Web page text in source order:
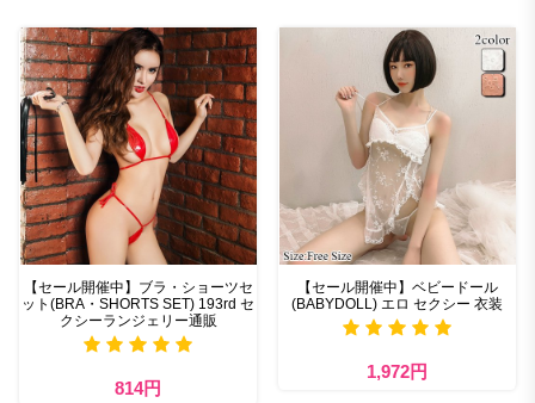
【セール開催中】ブラ・ショーツセ
ット(BRA・SHORTS SET) 193rd セ
クシーランジェリー通販
814円
【セール開催中】ベビードール
(BABYDOLL) エロ セクシー 衣装
1,972円